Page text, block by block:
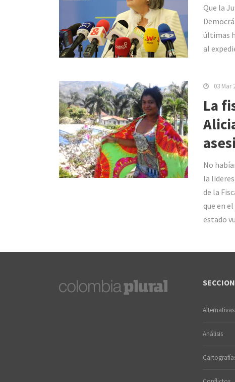
Que la
últimas
al
03 Mar
La
No
la
de la
que en
estado
Alternativas
Análisis